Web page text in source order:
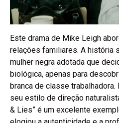
Este drama de Mike Leigh
relações familiares. A história
mulher negra adotada que
biológica, apenas para
branca de classe
seu estilo de direção
& Lies” é um excelente